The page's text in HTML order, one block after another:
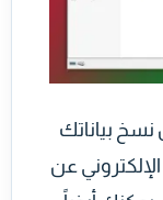
بياناتك
عن